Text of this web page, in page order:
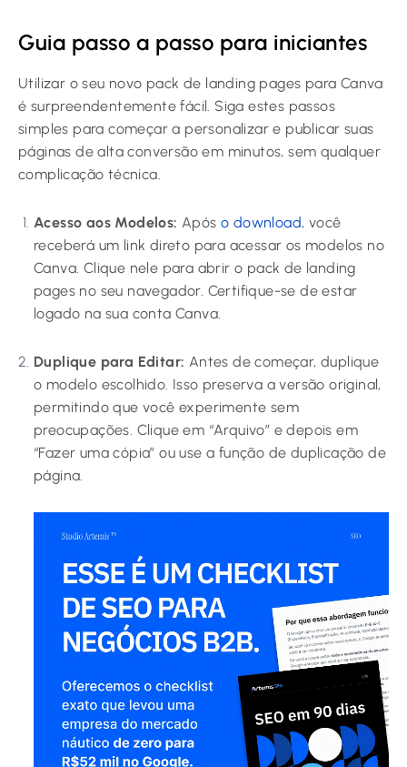
Guia passo a passo para iniciantes
Utilizar o seu novo pack de landing pages para Canva
é surpreendentemente fácil. Siga estes passos
simples para começar a personalizar e publicar suas
páginas de alta conversão em minutos, sem qualquer
complicação técnica.
Acesso aos Modelos: Apóso download, você
receberá um link direto para acessar os modelos no
Canva. Clique nele para abrir o pack de landing
pages no seu navegador. Certifique-se de estar
logado na sua conta Canva.
Duplique para Editar: Antes de começar, duplique
o modelo escolhido. Isso preserva a versão original,
permitindo que você experimente sem
preocupações. Clique em “Arquivo” e depois em
“Fazer uma cópia” ou use a função de duplicação de
página.